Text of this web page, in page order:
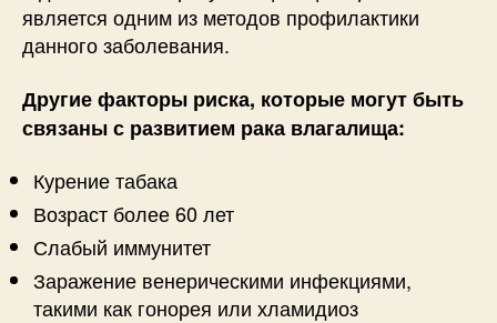
является одним из методов профилактики
данного заболевания.
Другие факторы риска, которые могут быть
связаны с развитием рака влагалища:
Курение табака
Возраст более 60 лет
Слабый иммунитет
Заражение венерическими инфекциями,
такими как гонорея или хламидиоз